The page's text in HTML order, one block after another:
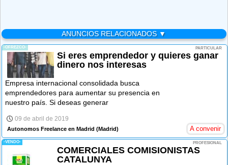
ANUNCIOS RELACIONADOS ▼
-OFREZCO- PARTICULAR
Si eres emprendedor y quieres ganar
dinero nos interesas
Empresa internacional consolidada busca
emprendedores para aumentar su presencia en
nuestro país. Si deseas generar
09 de abril de 2019
Autonomos Freelance en Madrid (Madrid) A convenir
-VENDO- PROFESIONAL
COMERCIALES COMISIONISTAS
CATALUNYA